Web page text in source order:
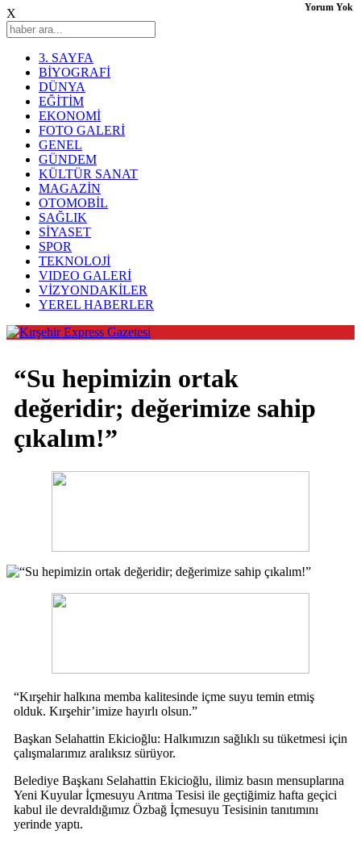
X
3. SAYFA
BİYOGRAFİ
DÜNYA
EĞİTİM
EKONOMİ
FOTO GALERİ
GENEL
GÜNDEM
KÜLTÜR SANAT
MAGAZİN
OTOMOBİL
SAĞLIK
SİYASET
SPOR
TEKNOLOJİ
VIDEO GALERİ
VİZYONDAKİLER
YEREL HABERLER
“Su hepimizin ortak
değeridir; değerimize sahip
çıkalım!”
“Kırşehir halkına memba kalitesinde içme suyu temin etmiş
olduk. Kırşehir’imize hayırlı olsun.”
Başkan Selahattin Ekicioğlu: Halkımızın sağlıklı su tüketmesi için
çalışmalarımız aralıksız sürüyor.
Belediye Başkanı Selahattin Ekicioğlu, ilimiz basın mensuplarına
Yeni Kuyular İçmesuyu Arıtma Tesisi ile geçtiğimiz hafta geçici
kabul ile devraldığımız Özbağ İçmesuyu Tesisinin tanıtımını
yerinde yaptı.
Yorum Yok